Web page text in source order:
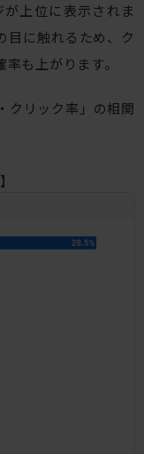
上位に表示されま
目に触れるため、ク
も上がります。
クリック率」の相関